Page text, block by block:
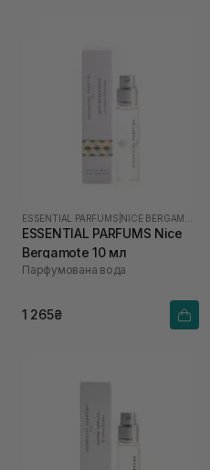
ESSENTIAL PARFUMS
ESSENTIAL PARFUMS Nice
Bergamote 10 мл
Парфумована вода
1 265₴